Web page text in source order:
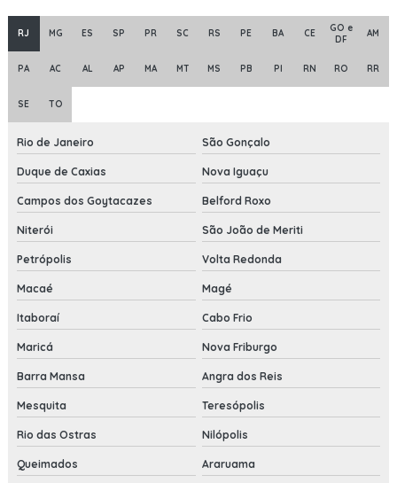
RJ MG ES SP PR SC RS PE BA CE
GO e
DF
AM
PA AC AL AP MA MT MS PB PI RN RO RR
SE TO
Rio de Janeiro São Gonçalo
Duque de Caxias Nova Iguaçu
Campos dos Goytacazes Belford Roxo
Niterói São João de Meriti
Petrópolis Volta Redonda
Macaé Magé
Itaboraí Cabo Frio
Maricá Nova Friburgo
Barra Mansa Angra dos Reis
Mesquita Teresópolis
Rio das Ostras Nilópolis
Queimados Araruama